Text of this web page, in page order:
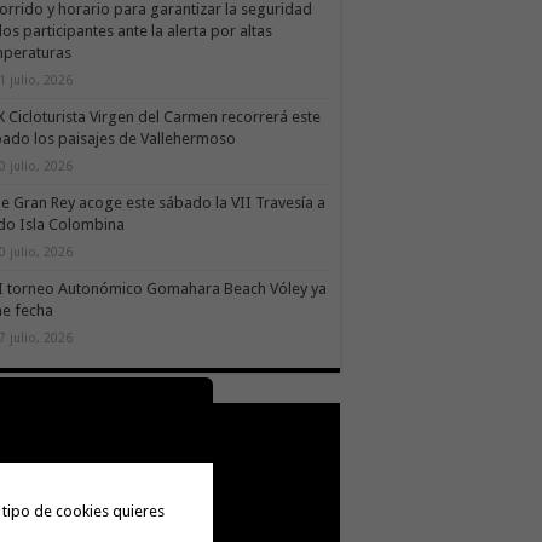
y horario para garantizar la seguridad
participantes ante la alerta por altas
julio, 2026
Cicloturista Virgen del Carmen recorrerá este
los paisajes de Vallehermoso
julio, 2026
Gran Rey acoge este sábado la VII Travesía a
Isla Colombina
julio, 2026
torneo Autonómico Gomahara Beach Vóley ya
fecha
julio, 2026
de cookies quieres